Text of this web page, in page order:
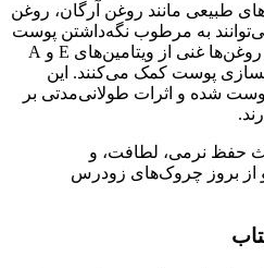
طبیعی مانند روغن آرگان، روغن
به مرطوب نگه‌داشتن پوست
دور چشم کمک کنند. این روغن‌ها غنی از ویتامین‌های E و A
پوست کمک می‌کنند. این
شده و اثرات طولانی‌مدتی بر
حفظ نرمی، لطافت، و
از بروز چروک‌های زودرس